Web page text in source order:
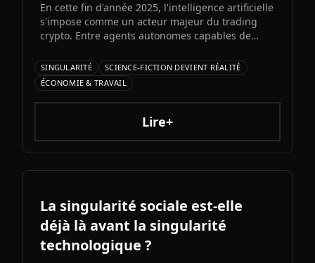
En cette fin d'année 2025, l'intelligence artificielle
s'impose comme un acteur majeur du trading
crypto. Entre agents autonomes capables de
d'Elon Musk s'annonce comme l'un des paris les
plus audacieux de l'histoire de l'IA. Entre
architecture colossale, capacités multimodales
natives et ambitions AGI assumées, Grok 5
pourrait redessiner le paysage de l'intelligence
SINGULARITÉ
SCIENCE-FICTION DEVIENT RÉALITÉ
ÉCONOMIE & TRAVAIL
Lire+
La singularité sociale est-elle
déjà là avant la singularité
technologique ?